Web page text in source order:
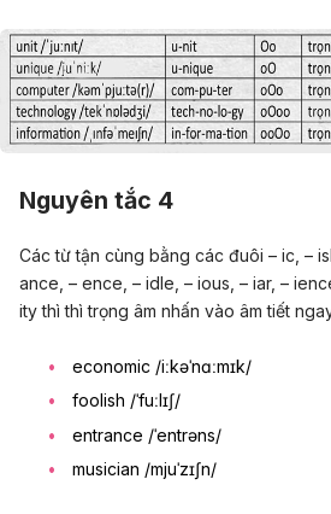
Nguyên tắc 4
Các từ tận cùng bằng các đuôi – ic, –
ance, – ence, – idle, – ious, – iar, –
ity thì thì trọng âm nhấn vào âm tiết
economic /iːkəˈnɑːmɪk/
foolish /ˈfuːlɪʃ/
entrance /ˈentrəns/
musician /mjuˈzɪʃn/